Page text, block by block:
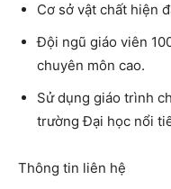
Cơ sở vật chất hiện
Đội ngũ giáo viên
chuyên môn cao.
Sử dụng giáo trình
trường Đại học nổi
Thông tin liên hệ